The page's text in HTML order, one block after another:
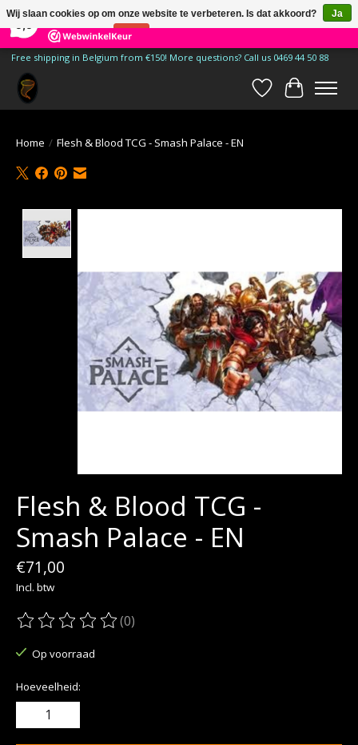
185 Reviews ×
Free shipping in Belgium from €150! More questions? Call us 0469 44 50 88
Verlanglijst
Home / Flesh & Blood TCG - Smash Palace - EN
Flesh & Blood TCG -
Smash Palace - EN
€71,00
Incl. btw
De beoordeling van dit product is
(0)
Op voorraad
Hoeveelheid:
Wij slaan cookies op om onze website te verbeteren. Is dat akkoord?
Ja
Nee